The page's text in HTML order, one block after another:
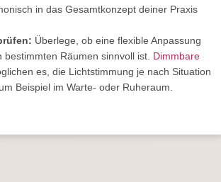
in das Gesamtkonzept deiner Praxis
Überlege, ob eine flexible Anpassung
bestimmten Räumen sinnvoll ist. Dimmbare
es, die Lichtstimmung je nach Situation
Beispiel im Warte- oder Ruheraum.